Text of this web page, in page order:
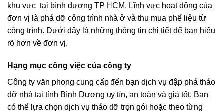
khu vực tại bình dương TP HCM. Lĩnh vực hoạt động của
đơn vị là phá dỡ công trình nhà ở và thu mua phế liệu từ
công trình. Dưới đây là những thông tin chi tiết để bạn hiểu
rõ hơn về đơn vị.
Hạng mục công việc của công ty
Công ty văn phong cung cấp đến bạn dịch vụ đập phá tháo
dỡ nhà tại tỉnh Bình Dương uy tín, an toàn và giá tốt. Bạn
có thể lựa chọn dịch vụ tháo dỡ trọn gói hoặc theo từng